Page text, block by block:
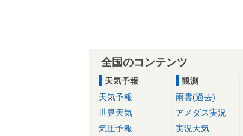
全国のコンテンツ
天気予報
天気予報
世界天気
気圧予報
観測
雨雲(過去)
アメダス実況
実況天気